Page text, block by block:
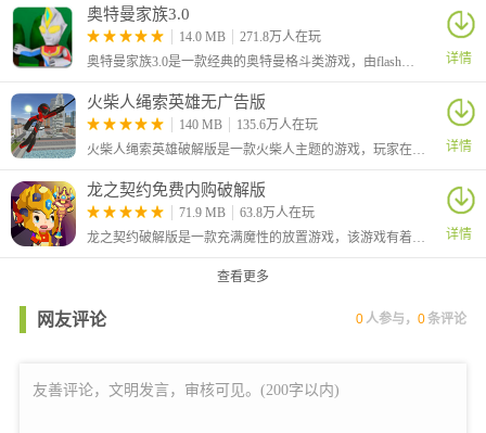
奥特曼家族3.0
14.0 MB
271.8万人在玩
奥特曼家族3.0是一款经典的奥特曼格斗类游戏，由flash平台移植而来，玩家们可在游戏中选择喜欢的奥特们参与战斗。游戏中根据原作为每位奥特曼都设计了其独特的招式和必杀技，不同的奥特们能够带来具有特色的战斗方式。
详情
火柴人绳索英雄无广告版
140 MB
135.6万人在玩
火柴人绳索英雄破解版是一款火柴人主题的游戏，玩家在游戏中将控制火柴人前往指定的地点完成任务，在游戏中可以使用绳索、机枪等武器进行战斗，体验到超强的打击感。
详情
龙之契约免费内购破解版
71.9 MB
63.8万人在玩
龙之契约破解版是一款充满魔性的放置游戏，该游戏有着三路点杀模式，操作简单，还有龙宠养成、换装系统、绝世神器等趣味的游戏玩法，独创的法球系统和转生玩法，感兴趣的玩家快去下载吧！
详情
查看更多
网友评论 0 人参与，0条评论